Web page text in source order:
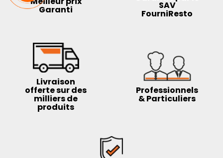
Garanti SAV
FourniResto
Livraison
offerte sur des
milliers de
produits
Professionnels
& Particuliers